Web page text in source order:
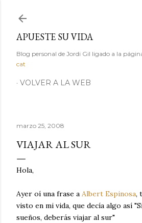
APUESTE SU VIDA
Blog personal de Jordi Gil ligado a la
cat
VOLVER A LA WEB
marzo 25, 2008
VIAJAR AL SUR
Hola,
Ayer oí una frase a Albert Espinosa,
visto en mi vida, que decía algo así
sueños, deberás viajar al sur"